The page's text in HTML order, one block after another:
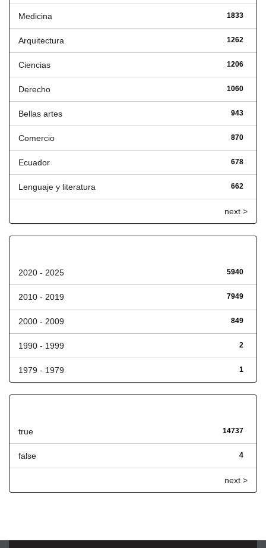
1833
Medicina
1262
Arquitectura
1206
Ciencias
1060
Derecho
943
Bellas artes
870
Comercio
678
Ecuador
662
Lenguaje y literatura
next >
5940
2020 - 2025
7949
2010 - 2019
849
2000 - 2009
2
1990 - 1999
1
1979 - 1979
14737
true
4
false
next >